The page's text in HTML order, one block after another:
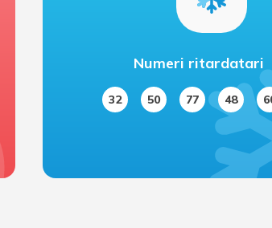
Numeri ritardatari
32 50 77 48